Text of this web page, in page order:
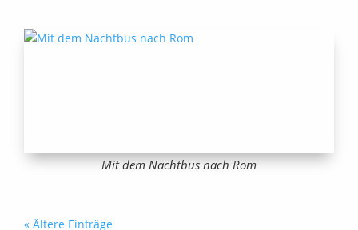
Mit dem Nachtbus nach Rom
« Ältere Einträge